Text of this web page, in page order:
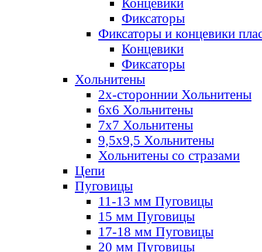
Концевики
Фиксаторы
Фиксаторы и концевики
Концевики
Фиксаторы
Хольнитены
2х-стороннии Хольнитены
6х6 Хольнитены
7х7 Хольнитены
9,5х9,5 Хольнитены
Хольнитены со стразами
Цепи
Пуговицы
11-13 мм Пуговицы
15 мм Пуговицы
17-18 мм Пуговицы
20 мм Пуговицы